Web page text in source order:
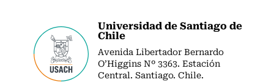
Universidad de Santiago de
Chile
Avenida Libertador Bernardo
O’Higgins Nº 3363. Estación
Central. Santiago. Chile.